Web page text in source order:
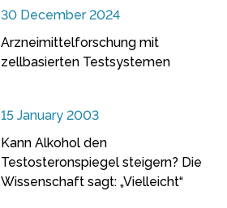
30 December 2024
Arzneimittelforschung mit
zellbasierten Testsystemen
15 January 2003
Kann Alkohol den
Testosteronspiegel steigern? Die
Wissenschaft sagt: „Vielleicht“